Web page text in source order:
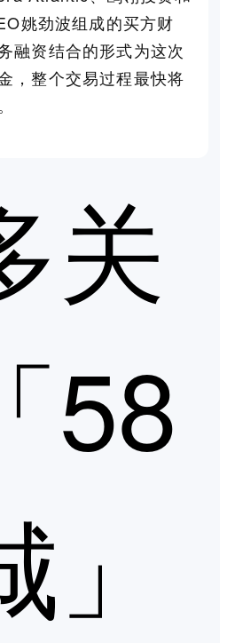
姚劲波组成的买方财
融资结合的形式为这次
，整个交易过程最快将
关
58